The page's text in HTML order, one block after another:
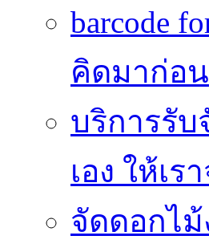
barcode
คิดมาก่อน
บริการรั
เอง ให้เร
จัดดอกไ